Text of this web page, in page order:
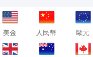
美金 人民幣 歐元